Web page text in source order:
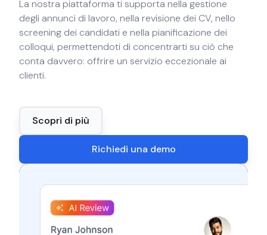
La nostra piattaforma ti supporta nella gestione
degli annunci di lavoro, nella revisione dei CV, nello
screening dei candidati e nella pianificazione dei
colloqui, permettendoti di concentrarti su ciò che
conta davvero: offrire un servizio eccezionale ai
clienti.
Scopri di più
Richiedi una demo